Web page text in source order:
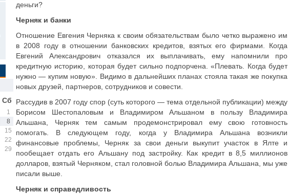
Сб Нд
1
2
8
9
15
16
22
29
деньги?
Черняк и банки
Отношение Евгения Черняка к своим обязательствам было четко выражено им
в 2008 году в отношении банковских кредитов, взятых его фирмами. Когда
Евгений Александрович отказался их выплачивать, ему напомнили про
кредитную историю, которая будет сильно подпорчена. «Плевать. Когда будет
нужно — купим новую». Видимо в дальнейших планах стояла такая же покупка
новых друзей, партнеров, сотрудников и совести.
Рассудив в 2007 году спор (суть которого — тема отдельной публикации) между
Борисом Шестопаловым и Владимиром Альшаном в пользу Владимира
Альшана, Черняк тем самым продемонстрировал ему свою готовность
помогать. В следующем году, когда у Владимира Альшана возникли
финансовые проблемы, Черняк за свои деньги выкупит участок в Ялте и
пообещает отдать его Альшану под застройку. Как кредит в 8,5 миллионов
долларов, взятый Черняком, стал головной болью Владимира Альшана, мы уже
писали выше.
Черняк и справедливость